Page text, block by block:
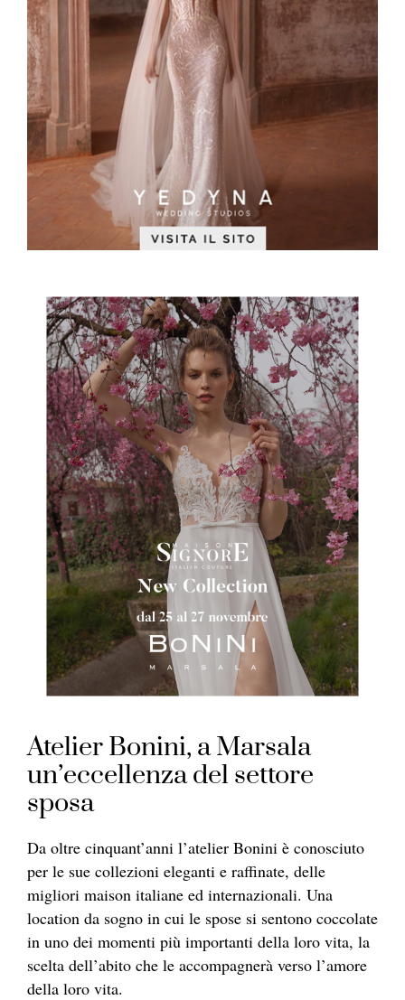
Atelier Bonini, a Marsala
un’eccellenza del settore
sposa
Da oltre cinquant’anni l’atelier Bonini è conosciuto
per le sue collezioni eleganti e raffinate, delle
migliori maison italiane ed internazionali. Una
location da sogno in cui le spose si sentono coccolate
in uno dei momenti più importanti della loro vita, la
scelta dell’abito che le accompagnerà verso l’amore
della loro vita.